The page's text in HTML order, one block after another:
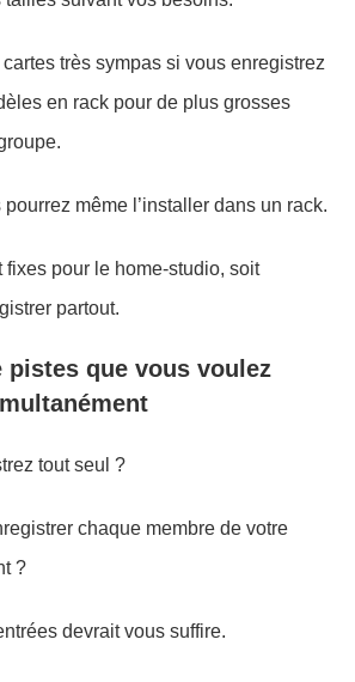
très sympassi vous enregistrez
en rack pour de plusgrosses
pourrez même l’installer dans un rack.
fixes pour le home-studio,soit
partout.
pistes que vous voulez
tout seul ?
chaque membre de votre
?
devrait vous suffire.